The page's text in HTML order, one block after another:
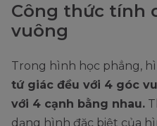
Công thức tính
vuông
Trong hình học phẳng,
tứ giác đều với 4 góc
với 4 cạnh bằng nhau.
dạng hình đặc biệt của